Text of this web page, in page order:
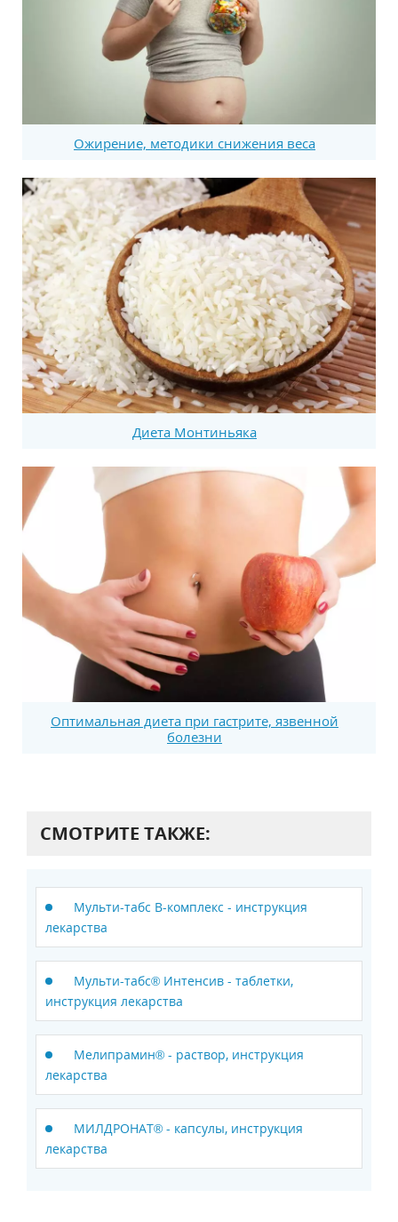
Ожирение, методики снижения веса
Диета Монтиньяка
Оптимальная диета при гастрите, язвенной
болезни
СМОТРИТЕ ТАКЖЕ:
Мульти-табс B-комплекс - инструкция
лекарства
Мульти-табс® Интенсив - таблетки,
инструкция лекарства
Мелипрамин® - раствор, инструкция
лекарства
МИЛДРОНАТ® - капсулы, инструкция
лекарства